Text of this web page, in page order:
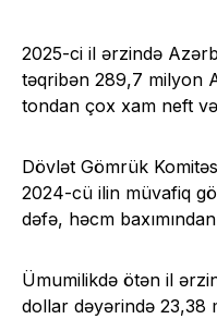
2025-ci il ərzində
təqribən 289,7 milyon
tondan çox xam neft
Dövlət Gömrük
2024-cü ilin müvafiq
dəfə, həcm
Ümumilikdə ötən il
dollar dəyərində 23,38